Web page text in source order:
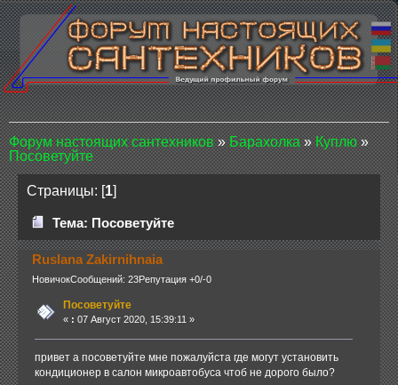
Форум настоящих сантехников»Барахолка»Куплю»
Посоветуйте
Страницы: [1]
Тема: Посоветуйте
Ruslana Zakirnihnaia
НовичокСообщений: 23Репутация +0/-0
Посоветуйте
« : 07 Август 2020, 15:39:11 »
привет а посоветуйте мне пожалуйста где могут установить
кондиционер в салон микроавтобуса чтоб не дорого было?